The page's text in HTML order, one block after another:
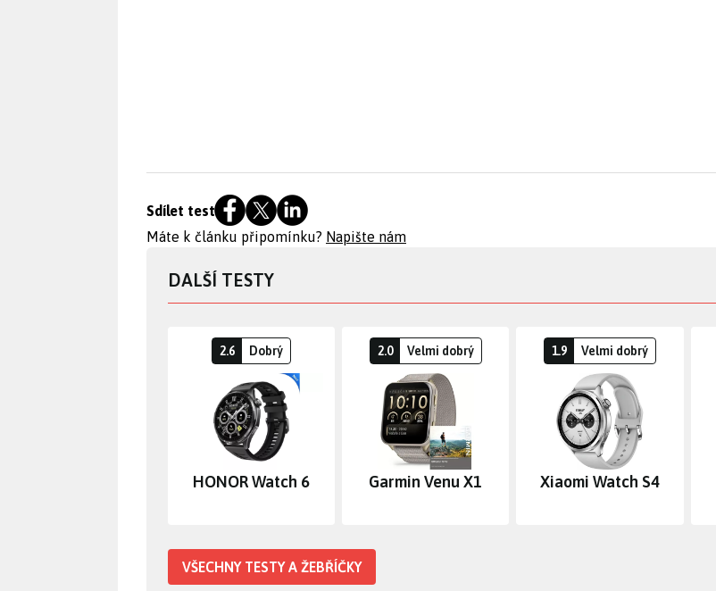
Sdílet test
Máte k článku připomínku? Napište nám
DALŠÍ TESTY
2.6 Dobrý
HONOR Watch 6
2.0 Velmi dobrý
Garmin Venu X1
1.9 Velmi dobrý
Xiaomi Watch S4
VŠECHNY TESTY A ŽEBŘÍČKY